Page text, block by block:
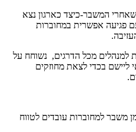
המשבר-כיצד כארגון נצא
פגיעה אפשרית במחוברות
למנהלים מכל הדרגים, נשוחח על
ליישם בכדי לצאת מחוזקים
משבר למחוברות עובדים לטווח